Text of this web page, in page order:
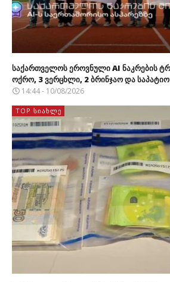
საქართველოს ეროვნული AI ნაკრების
ოქრო, 3 ვერცხლი, 2 ბრინჯაო და
14:44 - 10/08/2026
TOP ᲡᲘᲐᲮᲚᲔ